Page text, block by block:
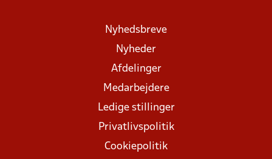
Nyhedsbreve
Nyheder
Afdelinger
Medarbejdere
Ledige stillinger
Privatlivspolitik
Cookiepolitik